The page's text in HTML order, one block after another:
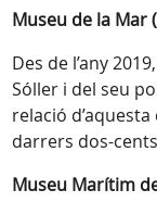
Museu de la Mar
Des de l’any
Sóller i del seu
relació
darrers dos-
Museu Marítim